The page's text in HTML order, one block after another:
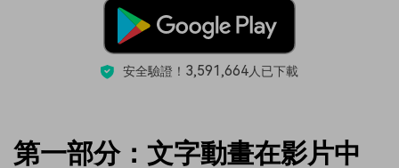
安全驗證！ 3,591,664人已下載
第一部分：文字動畫在影片中